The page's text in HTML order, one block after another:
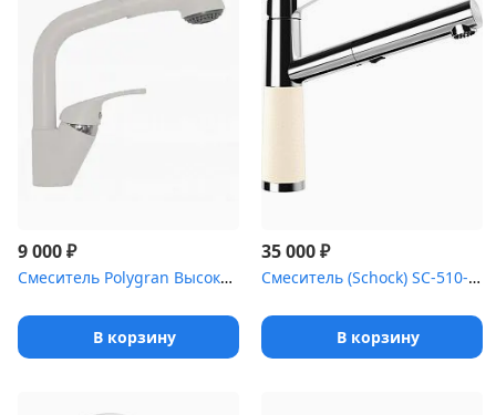
9 000₽
Смеситель Polygran Высокая Лейка №001 Серый металлик
В корзину
35 000₽
Смеситель (Schock) SC-510-D , Cristadur хром/магнолия
В корзину